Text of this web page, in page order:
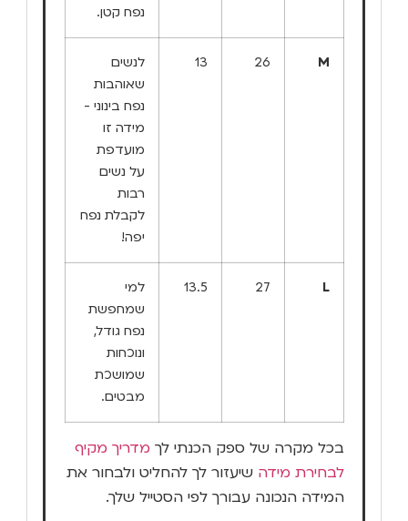
נפח קטן.
M
26
13
לנשים
שאוהבות
נפח בינוני -
מידה זו
מועדפת
על נשים
רבות
לקבלת נפח
יפה!
L
27
13.5
למי
שמחפשת
נפח גודל,
ונוכחות
שמושכת
מבטים.
בכל מקרה של ספק הכנתי לךמדריך מקיף
לבחירת מידה שיעזור לך להחליט ולבחור את
המידה הנכונה עבורך לפי הסטייל שלך.